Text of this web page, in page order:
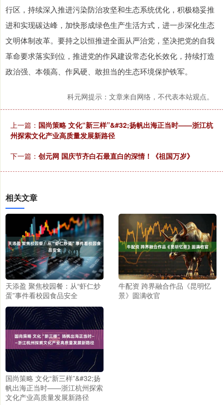
行区，持续深入推进污染防治攻坚和生态系统优化，积极稳妥推
进和实现碳达峰，加快形成绿色生产生活方式，进一步深化生态
文明体制改革。要持之以恒推进全面从严治党，坚决把党的自我
革命要求落实到位，推进党的作风建设常态化长效化，持续打造
政治强、本领高、作风硬、敢担当的生态环境保护铁军。
科元网提示：文章来自网络，不代表本站观点。
上一篇： 国尚策略 文化“新三样”&#32;扬帆出海正当时——浙江杭
州探索文化产业高质量发展新路径
下一篇： 创元网 国庆节齐白石最直白的深情！《祖国万岁》
相关文章
天添盈 聚焦校园餐：从“虾仁炒
蛋”事件看校园食品安全
牛配资 跨界融合作品《昆明忆
景》圆满收官
国尚策略 文化“新三样”&#32;扬
帆出海正当时——浙江杭州探索
文化产业高质量发展新路径